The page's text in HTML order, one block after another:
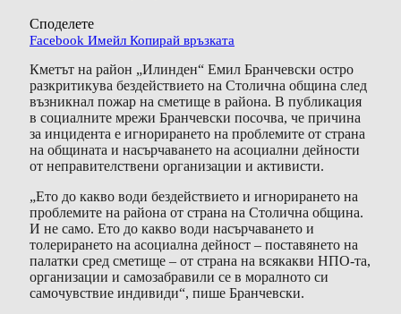
Споделете
Facebook Имейл Копирай връзката
Кметът на район „Илинден“ Емил Бранчевски остро
разкритикува бездействието на Столична община след
възникнал пожар на сметище в района. В публикация
в социалните мрежи Бранчевски посочва, че причина
за инцидента е игнорирането на проблемите от страна
на общината и насърчаването на асоциални дейности
от неправителствени организации и активисти.
„Ето до какво води бездействието и игнорирането на
проблемите на района от страна на Столична община.
И не само. Ето до какво води насърчаването и
толерирането на асоциална дейност – поставянето на
палатки сред сметище – от страна на всякакви НПО-та,
организации и самозабравили се в моралното си
самочувствие индивиди“, пише Бранчевски.